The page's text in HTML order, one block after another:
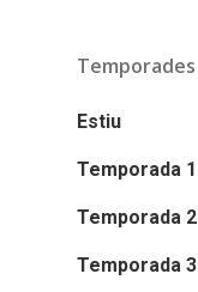
Temporades
Estiu
Temporada 1
Temporada 2
Temporada 3